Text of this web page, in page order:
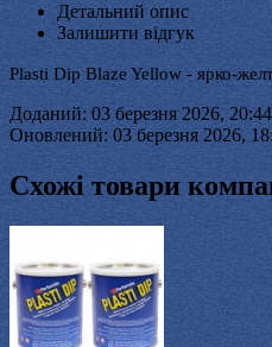
Детальний опис
Залишити відгук
Plasti Dip Blaze Yellow - ярко-
Доданий: 03 березня 2026, 20:44
Оновлений: 03 березня 2026,
Схожі товари